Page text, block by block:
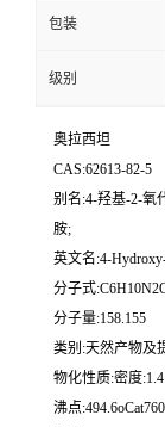
包装
级别
奥拉西坦
CAS:62613-82-5
别名:4-羟基-2-氧
胺;
英文名:4-
分子式
分子量:158.155
类别:天然产物及
物化性质:密度
沸点